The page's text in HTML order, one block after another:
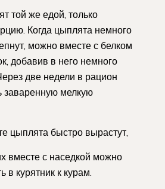
той же едой, только
Когда цыплята немного
можно вместе с белком
добавив в него немного
две недели в рацион
заваренную мелкую
цыплята быстро вырастут,
вместе с наседкой можно
в курятник к курам.